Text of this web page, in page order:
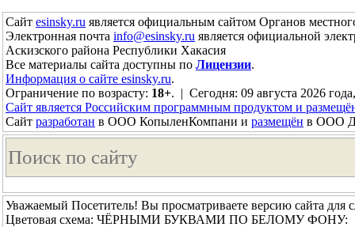
Сайт esinsky.ru является официальным сайтом Органов
Электронная почта info@esinsky.ru является официальной
Аскизского района Республики Хакасия
Все материалы сайта доступны по Лицензии.
Информация о сайте esinsky.ru.
Ограничение по возрасту: 18+. | Сегодня: 09 августа 2026
Сайт является Российским программным продуктом и
Сайт разработан в ООО КопыленКомпани и размещён в ООО
Уважаемый Посетитель! Вы просматриваете версию сайта для
Цветовая схема: ЧЁРНЫМИ БУКВАМИ ПО БЕЛОМУ ФОНУ: